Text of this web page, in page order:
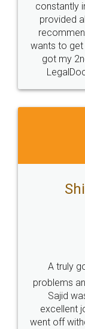
constantly
provided
wants to get
got my
A truly
problems
Sajid
excellent
went off